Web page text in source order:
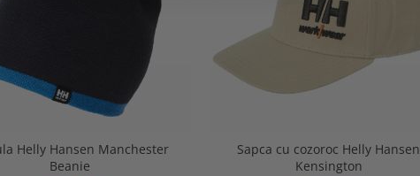
Helly Hansen Manchester
Beanie
Sapca cu cozoroc Helly Hansen
Kensington